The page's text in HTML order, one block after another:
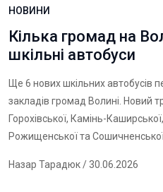
НОВИНИ
Кілька громад на
шкільні автобуси
Ще 6 нових шкільних автобусів
закладів громад Волині. Новий
Горохівської, Камінь-
Рожищенської та
Назар Тарадюк/ 30.06.2026